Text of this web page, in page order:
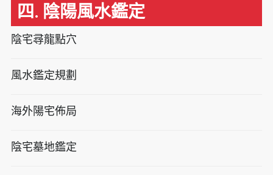
四. 陰陽風水鑑定
陰宅尋龍點穴
風水鑑定規劃
海外陽宅佈局
陰宅墓地鑑定